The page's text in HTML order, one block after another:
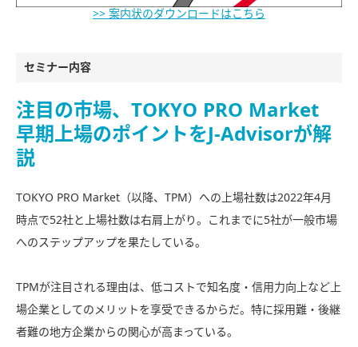
>> 案内状のダウンロードはこちら
セミナー内容
注目の市場、TOKYO PRO Market
早期上場のポイントをJ-Advisorが解
説
TOKYO PRO Market（以降、TPM）への上場社数は2022年4月
時点で52社と上場社数は右肩上がり。これまでに5社が一般市場
へのステップアップを果たしている。
TPMが注目される理由は、低コストで知名度・信用力向上など上
場企業としてのメリットを享受できるからだ。特に採用難・後継
者難の地方企業からの関心が高まっている。